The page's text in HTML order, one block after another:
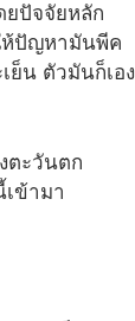
ยปัจจัยหลัก
ห้ปัญหามันพีค
ย็น ตัวมันก็เอง
ตะวันตก
ข้ามา